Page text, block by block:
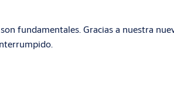
fundamentales. Gracias a nuestra